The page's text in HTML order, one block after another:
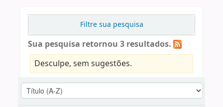
Filtre sua pesquisa
Sua pesquisa retornou 3 resultados.
Desculpe, sem sugestões.